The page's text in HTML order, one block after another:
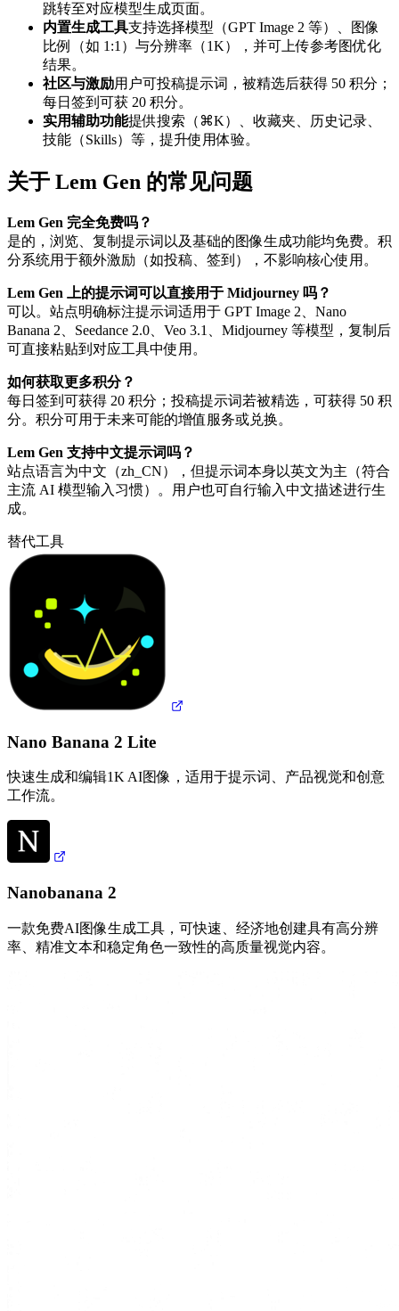
跳转至对应模型生成页面。
内置生成工具支持选择模型（GPT Image 2 等）、图像
比例（如 1:1）与分辨率（1K），并可上传参考图优化
结果。
社区与激励用户可投稿提示词，被精选后获得 50 积分；
每日签到可获 20 积分。
实用辅助功能提供搜索（⌘K）、收藏夹、历史记录、
技能（Skills）等，提升使用体验。
关于 Lem Gen 的常见问题
Lem Gen 完全免费吗？
是的，浏览、复制提示词以及基础的图像生成功能均免费。积
分系统用于额外激励（如投稿、签到），不影响核心使用。
Lem Gen 上的提示词可以直接用于 Midjourney 吗？
可以。站点明确标注提示词适用于 GPT Image 2、Nano
Banana 2、Seedance 2.0、Veo 3.1、Midjourney 等模型，复制后
可直接粘贴到对应工具中使用。
如何获取更多积分？
每日签到可获得 20 积分；投稿提示词若被精选，可获得 50 积
分。积分可用于未来可能的增值服务或兑换。
Lem Gen 支持中文提示词吗？
站点语言为中文（zh_CN），但提示词本身以英文为主（符合
主流 AI 模型输入习惯）。用户也可自行输入中文描述进行生
成。
替代工具
Nano Banana 2 Lite
快速生成和编辑1K AI图像，适用于提示词、产品视觉和创意
工作流。
Nanobanana 2
一款免费AI图像生成工具，可快速、经济地创建具有高分辨
率、精准文本和稳定角色一致性的高质量视觉内容。